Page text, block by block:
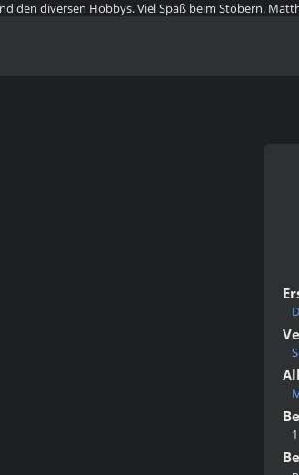
den diversen Hobbys. Viel Spaß beim Stöbern.